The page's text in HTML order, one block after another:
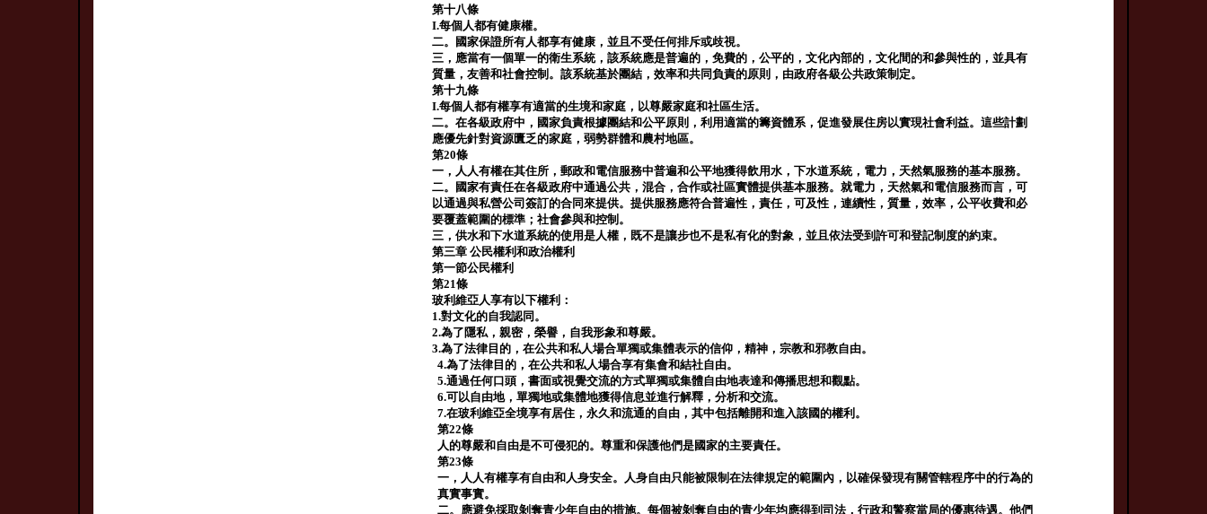
第十八條
I.每個人都有健康權。
二。國家保證所有人都享有健康，並且不受任何排斥或歧視。
三，應當有一個單一的衛生系統，該系統應是普遍的，免費的，公平的，文化內部的，文化間的和參與性的，並具有
質量，友善和社會控制。該系統基於團結，效率和共同負責的原則，由政府各級公共政策制定。
第十九條
I.每個人都有權享有適當的生境和家庭，以尊嚴家庭和社區生活。
二。在各級政府中，國家負責根據團結和公平原則，利用適當的籌資體系，促進發展住房以實現社會利益。這些計劃
應優先針對資源匱乏的家庭，弱勢群體和農村地區。
第20條
一，人人有權在其住所，郵政和電信服務中普遍和公平地獲得飲用水，下水道系統，電力，天然氣服務的基本服務。
二。國家有責任在各級政府中通過公共，混合，合作或社區實體提供基本服務。就電力，天然氣和電信服務而言，可
以通過與私營公司簽訂的合同來提供。提供服務應符合普遍性，責任，可及性，連續性，質量，效率，公平收費和必
要覆蓋範圍的標準；社會參與和控制。
三，供水和下水道系統的使用是人權，既不是讓步也不是私有化的對象，並且依法受到許可和登記制度的約束。
第三章 公民權利和政治權利
第一節公民權利
第21條
玻利維亞人享有以下權利：
1.對文化的自我認同。
2.為了隱私，親密，榮譽，自我形象和尊嚴。
3.為了法律目的，在公共和私人場合單獨或集體表示的信仰，精神，宗教和邪教自由。
4.為了法律目的，在公共和私人場合享有集會和結社自由。
5.通過任何口頭，書面或視覺交流的方式單獨或集體自由地表達和傳播思想和觀點。
6.可以自由地，單獨地或集體地獲得信息並進行解釋，分析和交流。
7.在玻利維亞全境享有居住，永久和流通的自由，其中包括離開和進入該國的權利。
第22條
人的尊嚴和自由是不可侵犯的。尊重和保護他們是國家的主要責任。
第23條
一，人人有權享有自由和人身安全。人身自由只能被限制在法律規定的範圍內，以確保發現有關管轄程序中的行為的
真實事實。
二。應避免採取剝奪青少年自由的措施。每個被剝奪自由的青少年均應得到司法，行政和警察當局的優惠待遇。他們